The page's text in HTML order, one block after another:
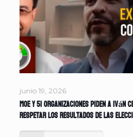
junio 19, 2026
MOE y 51 organizaciones piden a
respetar los resultados de las